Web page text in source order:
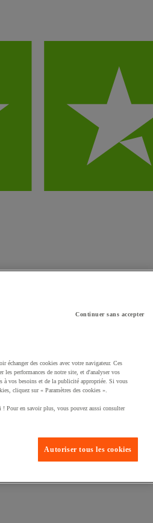
Continuer sans accepter
des cookies avec votre navigateur. Ces
les performances de notre site, et d'analyser vos
à vos besoins et de la publicité appropriée. Si vous
cliquez sur « Paramètres des cookies ».
Pour en savoir plus, vous pouvez aussi consulter
Autoriser tous les cookies